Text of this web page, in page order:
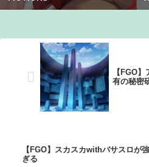
【悲報】有名漫画家「体重の
【FGO
有の秘密
【FGO】スカスカwithバサスロが
ぎる